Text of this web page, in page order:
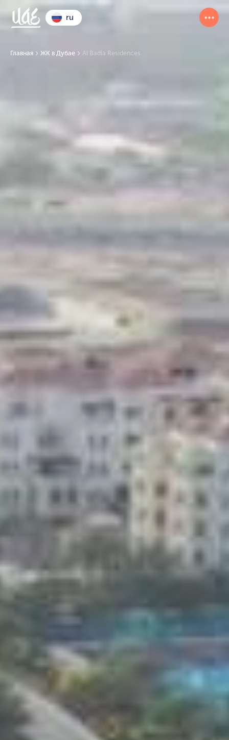
ru
Главная ЖК в Дубае Al Badia Residences